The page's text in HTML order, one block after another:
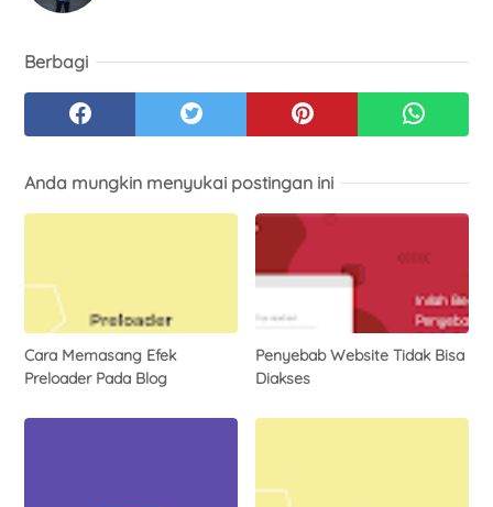
Berbagi
Anda mungkin menyukai postingan ini
Cara Memasang Efek
Preloader Pada Blog
Penyebab Website Tidak Bisa
Diakses